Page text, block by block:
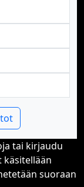
tai kirjaudu
käsitellään
suoraan